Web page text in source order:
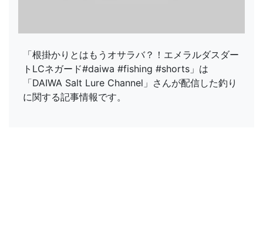
「根掛かりとはもうオサラバ？！エメラルダスダー
トLCネガード#daiwa #fishing #shorts」は
「DAIWA Salt Lure Channel」さんが配信した釣り
に関する記事情報です。